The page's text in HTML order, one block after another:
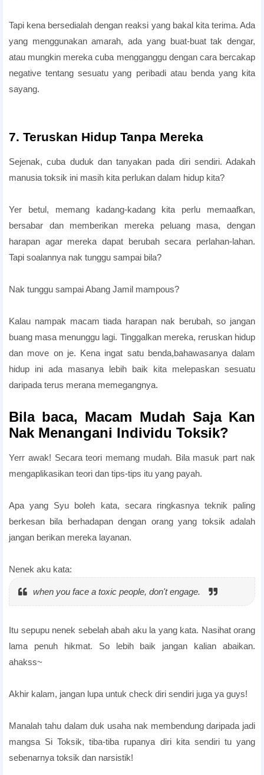
Tapi kena bersedialah dengan reaksi yang bakal kita terima. Ada
yang menggunakan amarah, ada yang buat-buat tak dengar,
atau mungkin mereka cuba mengganggu dengan cara bercakap
negative tentang sesuatu yang peribadi atau benda yang kita
sayang.
7. Teruskan Hidup Tanpa Mereka
Sejenak, cuba duduk dan tanyakan pada diri sendiri. Adakah
manusia toksik ini masih kita perlukan dalam hidup kita?
Yer betul, memang kadang-kadang kita perlu memaafkan,
bersabar dan memberikan mereka peluang masa, dengan
harapan agar mereka dapat berubah secara perlahan-lahan.
Tapi soalannya nak tunggu sampai bila?
Nak tunggu sampai Abang Jamil mampous?
Kalau nampak macam tiada harapan nak berubah, so jangan
buang masa menunggu lagi. Tinggalkan mereka, reruskan hidup
dan move on je. Kena ingat satu benda,bahawasanya dalam
hidup ini ada masanya lebih baik kita melepaskan sesuatu
daripada terus merana memegangnya.
Bila baca, Macam Mudah Saja Kan
Nak Menangani Individu Toksik?
Yerr awak! Secara teori memang mudah. Bila masuk part nak
mengaplikasikan teori dan tips-tips itu yang payah.
Apa yang Syu boleh kata, secara ringkasnya teknik paling
berkesan bila berhadapan dengan orang yang toksik adalah
jangan berikan mereka layanan.
Nenek aku kata:
when you face a toxic people, don't engage.
Itu sepupu nenek sebelah abah aku la yang kata. Nasihat orang
lama penuh hikmat. So lebih baik jangan kalian abaikan.
ahakss~
Akhir kalam, jangan lupa untuk check diri sendiri juga ya guys!
Manalah tahu dalam duk usaha nak membendung daripada jadi
mangsa Si Toksik, tiba-tiba rupanya diri kita sendiri tu yang
sebenarnya toksik dan narsistik!